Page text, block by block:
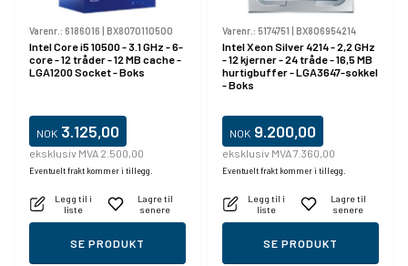
Varenr.: 6186016 BX8070110500
Intel Core i5 10500 - 3.1 GHz - 6-
core - 12 tråder - 12 MB cache -
LGA1200 Socket - Boks
NOK 3.125,00
eksklusiv MVA 2.500,00
Eventuelt frakt kommer i tillegg.
Legg til i
liste
Lagre til
senere
SE PRODUKT
Varenr.: 5174751 BX806954214
Intel Xeon Silver 4214 - 2,2 GHz
- 12 kjerner - 24 tråde - 16,5 MB
hurtigbuffer - LGA3647-sokkel
- Boks
NOK 9.200,00
eksklusiv MVA 7.360,00
Eventuelt frakt kommer i tillegg.
Legg til i
liste
Lagre til
senere
SE PRODUKT